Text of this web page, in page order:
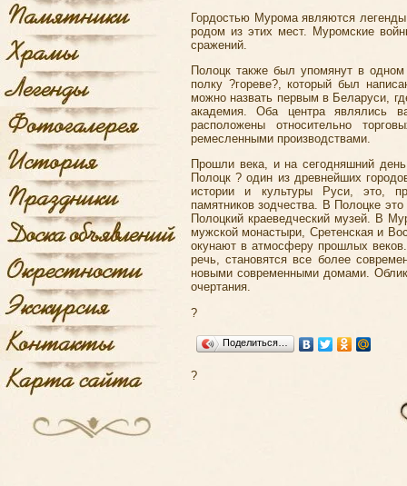
Гордостью Мурома являются
родом из этих мест. Муромские
сражений.
Полоцк также был упомянут в
полку ?гореве?, который был
можно назвать первым в Беларуси,
академия. Оба центра являлись
расположены относительно
ремесленными производствами.
Прошли века, и на сегодняшний
Полоцк ? один из древнейших
истории и культуры Руси, это,
памятников зодчества. В Полоцке
Полоцкий краеведческий музей. В
мужской монастыри, Сретенская и
окунают в атмосферу прошлых
речь, становятся все более
новыми современными домами.
очертания.
?
Поделиться…
?